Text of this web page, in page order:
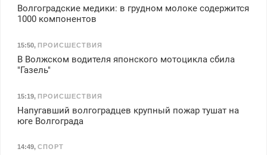
Волгоградские медики: в грудном молоке содержится
1000 компонентов
15:50, ПРОИСШЕСТВИЯ
В Волжском водителя японского мотоцикла сбила
"Газель"
15:19, ПРОИСШЕСТВИЯ
Напугавший волгоградцев крупный пожар тушат на
юге Волгограда
14:49, СПОРТ